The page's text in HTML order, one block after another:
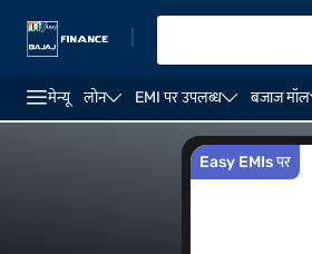
मेन्यू लोन EMI पर उपलब्ध बजाज मॉल
OPPO A75
Easy EMIs पर